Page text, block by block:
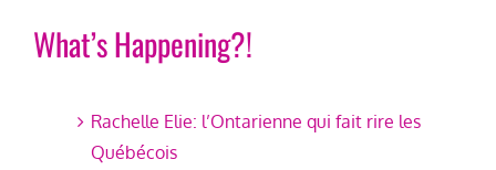
What’s Happening?!
Rachelle Elie: l’Ontarienne qui fait rire les
Québécois